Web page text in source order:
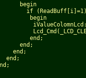
begin
if
begin
end;
end;
end;
end;